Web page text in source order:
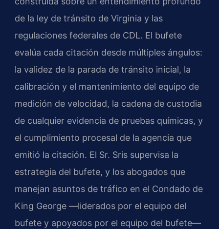
de la ley de tránsito de Virginia y las
regulaciones federales de CDL. El bufete
evalúa cada citación desde múltiples ángulos:
la validez de la parada de tránsito inicial, la
calibración y el mantenimiento del equipo de
medición de velocidad, la cadena de custodia
de cualquier evidencia de pruebas químicas, y
el cumplimiento procesal de la agencia que
emitió la citación. El Sr. Sris supervisa la
estrategia del bufete, y los abogados que
manejan asuntos de tráfico en el Condado de
King George —liderados por el equipo del
bufete y apoyados por el equipo del bufete—